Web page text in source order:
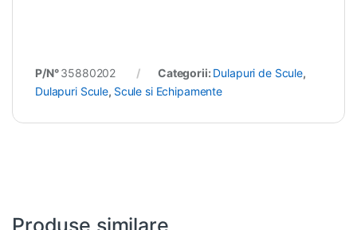
P/N°35880202 Categorii: Dulapuri de Scule,
Dulapuri Scule, Scule si Echipamente
Produse similare